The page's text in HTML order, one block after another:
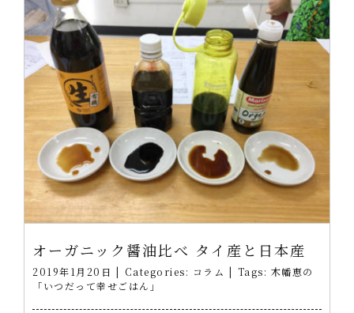
オーガニック醤油比べ タイ産と日本産
2019年1月20日 | Categories: コラム | Tags: 木幡恵の
「いつだって幸せごはん」